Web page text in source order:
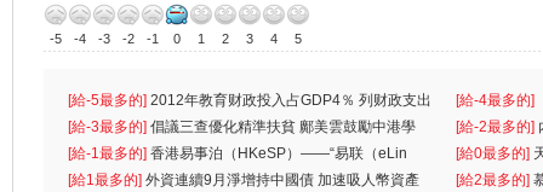
-5 -4 -3 -2 -1 0 1 2 3 4 5
[給-5最多的] 2012年教育财政投入占GDP4％ 列财政支出
首位
[給-4最多的]
一
[給-3最多的] 倡議三查優化精準扶貧 鄺美雲鼓勵中港學
生
[給-2最多的]
人
[給-1最多的] 香港易事泊（HKeSP）——“易联（eLin
k）”项目
[給0最多的]
[給1最多的] 外資連續9月淨增持中國債 加速吸人幣資產 [給2最多的]